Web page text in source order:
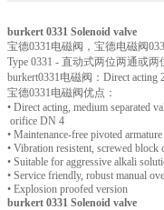
burkert 0331 Solenoid valve
宝德0331电磁阀，宝德电磁阀
Type 0331 - 直动式两位两通或
burkert0331电磁阀：Direct acting
宝德0331电磁阀优点：
• Direct acting, medium separated
orifice DN 4
• Maintenance-free pivoted
• Vibration resistent, screwed block
• Suitable for aggressive alkali
• Service friendly, robust manual
• Explosion proofed version
burkert 0331 Solenoid valve